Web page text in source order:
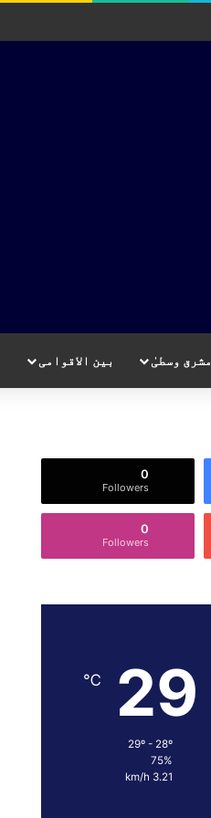
مشرق وسطیٰ بین الاقوامی
0
Followers
0
Followers
29
℃
29º - 28º
75%
3.21 km/h